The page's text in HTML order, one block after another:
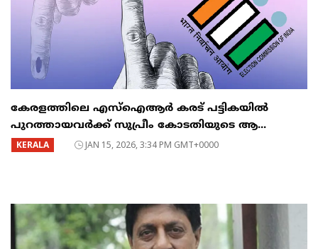
കേരളത്തിലെ എസ്ഐആർ കരട് പട്ടികയിൽ
പുറത്തായവർക്ക് സുപ്രീം കോടതിയുടെ ആ...
KERALA JAN 15, 2026, 3:34 PM GMT+0000